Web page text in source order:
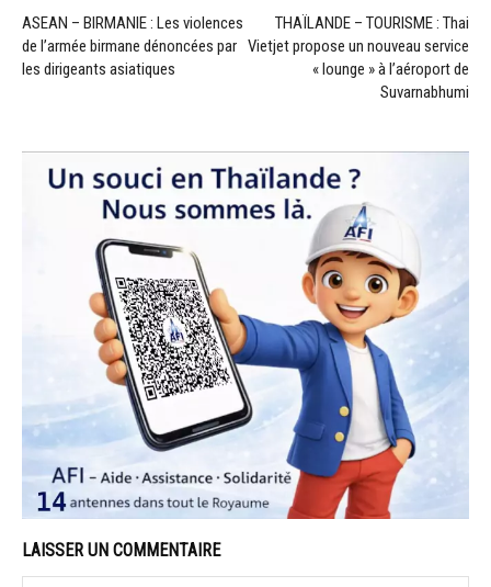
ASEAN – BIRMANIE : Les violences
de l’armée birmane dénoncées par
les dirigeants asiatiques
THAÏLANDE – TOURISME : Thai
Vietjet propose un nouveau service
« lounge » à l’aéroport de
Suvarnabhumi
LAISSER UN COMMENTAIRE